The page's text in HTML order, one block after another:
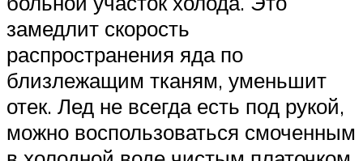
замедлит скорость
распространения яда по
близлежащим тканям, уменьшит
отек. Лед не всегда есть под рукой,
можно воспользоваться смоченным